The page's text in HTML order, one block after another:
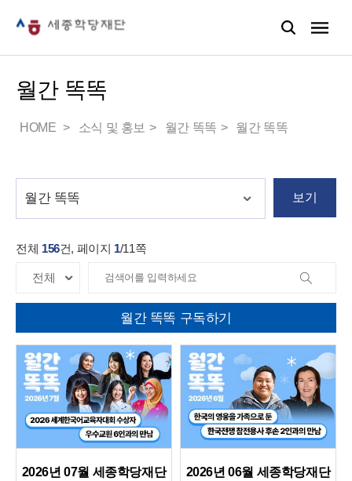
월간 똑똑
HOME 소식 및 홍보 월간 똑똑 월간 똑똑
보기
전체 156건, 페이지 1/11쪽
월간 똑똑 구독하기
2026년 07월 세종학당재단
2026년 06월 세종학당재단